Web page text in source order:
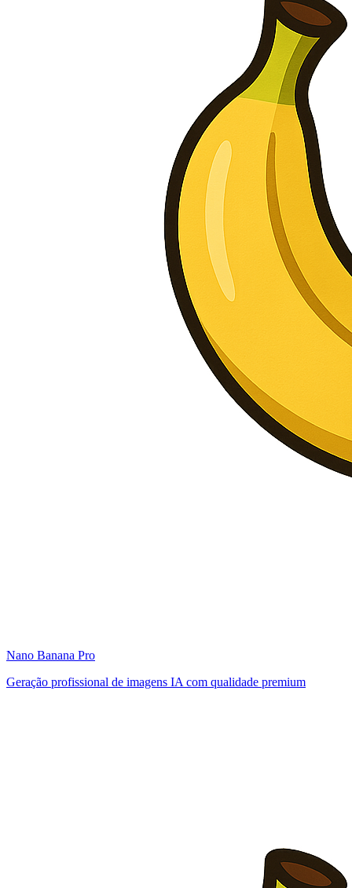
Nano Banana Pro
Geração profissional de imagens IA com qualidade premium